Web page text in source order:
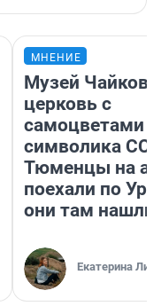
МНЕНИЕ
Музей
церковь с
самоцветами
символика
Тюменцы на
поехали по
они там нашли
Екатерина